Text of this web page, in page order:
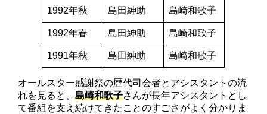
1992年秋 島田紳助 島崎和歌子
1992年春 島田紳助 島崎和歌子
1991年秋 島田紳助 島崎和歌子
オールスター感謝祭の歴代司会者とアシスタントの流
れを見ると、島崎和歌子さんが長年アシスタントとし
て番組を支え続けてきたことのすごさがよく分かりま